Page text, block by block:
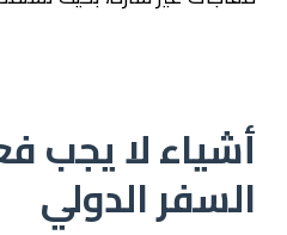
أشياء لا يجب
السفر الدولي